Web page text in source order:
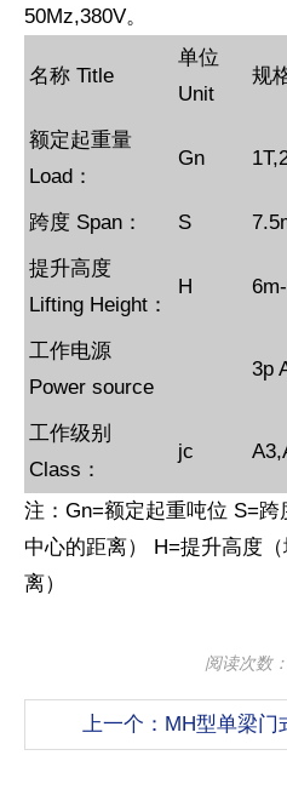
50Mz,380V。
名称 Title
单位
Unit
规
额定起重量
Load：
Gn
跨度 Span： S
提升高度
Lifting Height：
H
工作电源
Power source
3p
工作级别
Class：
jc
注：Gn=额定起重吨位 S=
中心的距离） H=提升高度
离）
阅读次数
上一个：MH型单梁门